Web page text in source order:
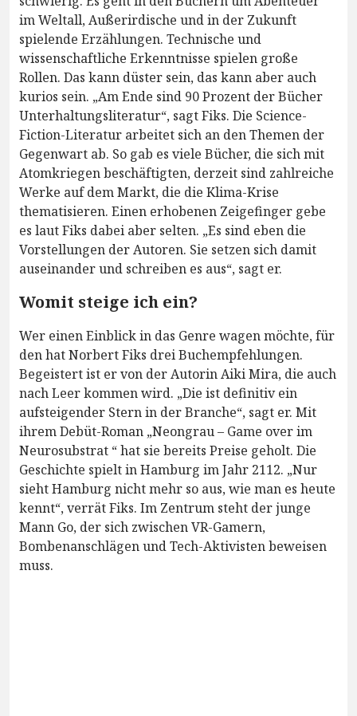
im Weltall, Außerirdische und in der Zukunft
spielende Erzählungen. Technische und
wissenschaftliche Erkenntnisse spielen große
Rollen. Das kann düster sein, das kann aber auch
kurios sein. „Am Ende sind 90 Prozent der Bücher
Unterhaltungsliteratur“, sagt Fiks. Die Science-
Fiction-Literatur arbeitet sich an den Themen der
Gegenwart ab. So gab es viele Bücher, die sich mit
Atomkriegen beschäftigten, derzeit sind zahlreiche
Werke auf dem Markt, die die Klima-Krise
thematisieren. Einen erhobenen Zeigefinger gebe
es laut Fiks dabei aber selten. „Es sind eben die
Vorstellungen der Autoren. Sie setzen sich damit
auseinander und schreiben es aus“, sagt er.
Womit steige ich ein?
Wer einen Einblick in das Genre wagen möchte, für
den hat Norbert Fiks drei Buchempfehlungen.
Begeistert ist er von der Autorin Aiki Mira, die auch
nach Leer kommen wird. „Die ist definitiv ein
aufsteigender Stern in der Branche“, sagt er. Mit
ihrem Debüt-Roman „Neongrau – Game over im
Neurosubstrat “ hat sie bereits Preise geholt. Die
Geschichte spielt in Hamburg im Jahr 2112. „Nur
sieht Hamburg nicht mehr so aus, wie man es heute
kennt“, verrät Fiks. Im Zentrum steht der junge
Mann Go, der sich zwischen VR-Gamern,
Bombenanschlägen und Tech-Aktivisten beweisen
muss.